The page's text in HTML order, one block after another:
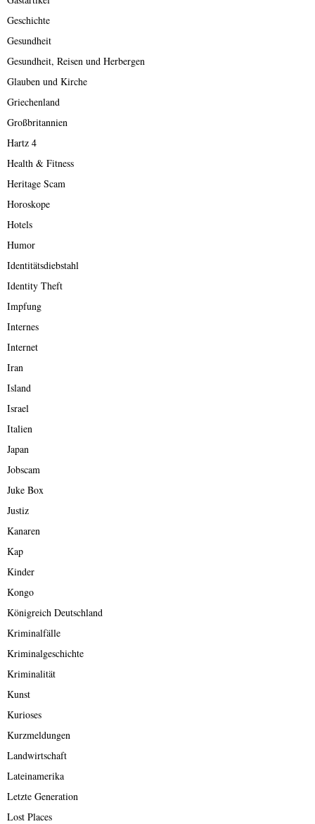
Geschichte
Gesundheit
Gesundheit, Reisen und Herbergen
Glauben und Kirche
Griechenland
Großbritannien
Hartz 4
Health & Fitness
Heritage Scam
Horoskope
Hotels
Humor
Identitätsdiebstahl
Identity Theft
Impfung
Internes
Internet
Iran
Island
Israel
Italien
Japan
Jobscam
Juke Box
Justiz
Kanaren
Kap
Kinder
Kongo
Königreich Deutschland
Kriminalfälle
Kriminalgeschichte
Kriminalität
Kunst
Kurioses
Kurzmeldungen
Landwirtschaft
Lateinamerika
Letzte Generation
Lost Places